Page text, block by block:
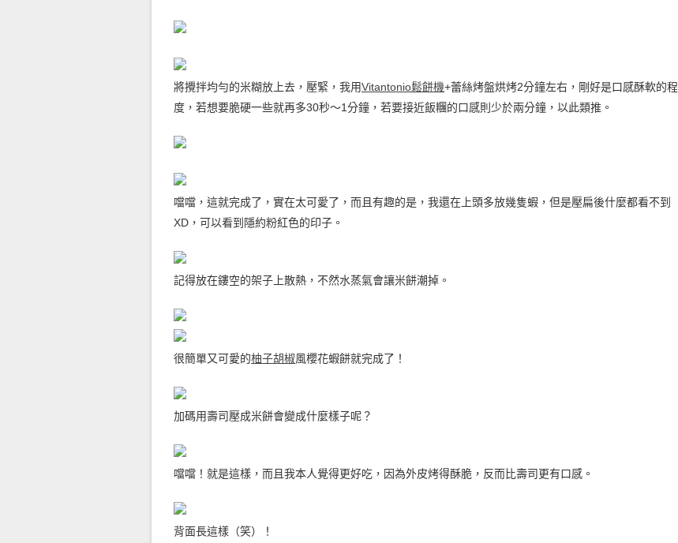
將攪拌均勻的米糊放上去，壓緊，我用Vitantonio鬆餅機+蕾絲烤盤烘烤2分鐘左右，剛好是口感酥軟的程
度，若想要脆硬一些就再多30秒～1分鐘，若要接近飯糰的口感則少於兩分鐘，以此類推。
噹噹，這就完成了，實在太可愛了，而且有趣的是，我還在上頭多放幾隻蝦，但是壓扁後什麼都看不到
XD，可以看到隱約粉紅色的印子。
記得放在鏤空的架子上散熱，不然水蒸氣會讓米餅潮掉。
很簡單又可愛的柚子胡椒風櫻花蝦餅就完成了！
加碼用壽司壓成米餅會變成什麼樣子呢？
噹噹！就是這樣，而且我本人覺得更好吃，因為外皮烤得酥脆，反而比壽司更有口感。
背面長這樣（笑）！